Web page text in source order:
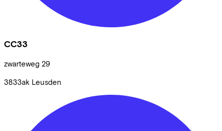
CC33
zwarteweg 29
3833ak Leusden